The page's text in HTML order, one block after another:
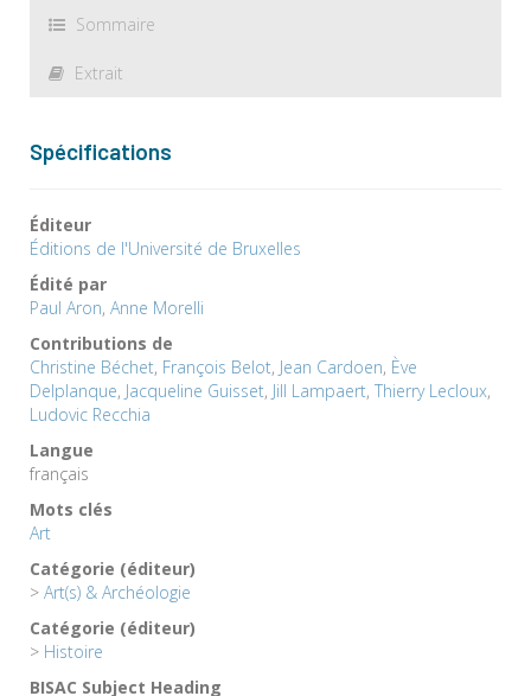
Sommaire
Extrait
Spécifications
Éditeur
Éditions de l'Université de Bruxelles
Édité par
Paul Aron, Anne Morelli
Contributions de
Christine Béchet, François Belot, Jean Cardoen, Ève
Delplanque, Jacqueline Guisset, Jill Lampaert, Thierry Lecloux,
Ludovic Recchia
Langue
français
Mots clés
Art
Catégorie (éditeur)
> Art(s) & Archéologie
Catégorie (éditeur)
> Histoire
BISAC Subject Heading